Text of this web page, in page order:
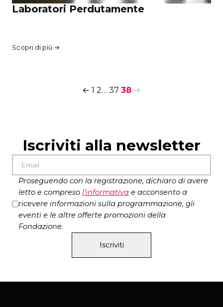
Laboratori Perdutamente
Scopri di più →
← 1 2… 37 38 →
Iscriviti alla newsletter
Proseguendo con la registrazione, dichiaro di avere
letto e compreso l’informativa e acconsento a
ricevere informazioni sulla programmazione, gli
eventi e le altre offerte promozioni della
Fondazione.
Iscriviti